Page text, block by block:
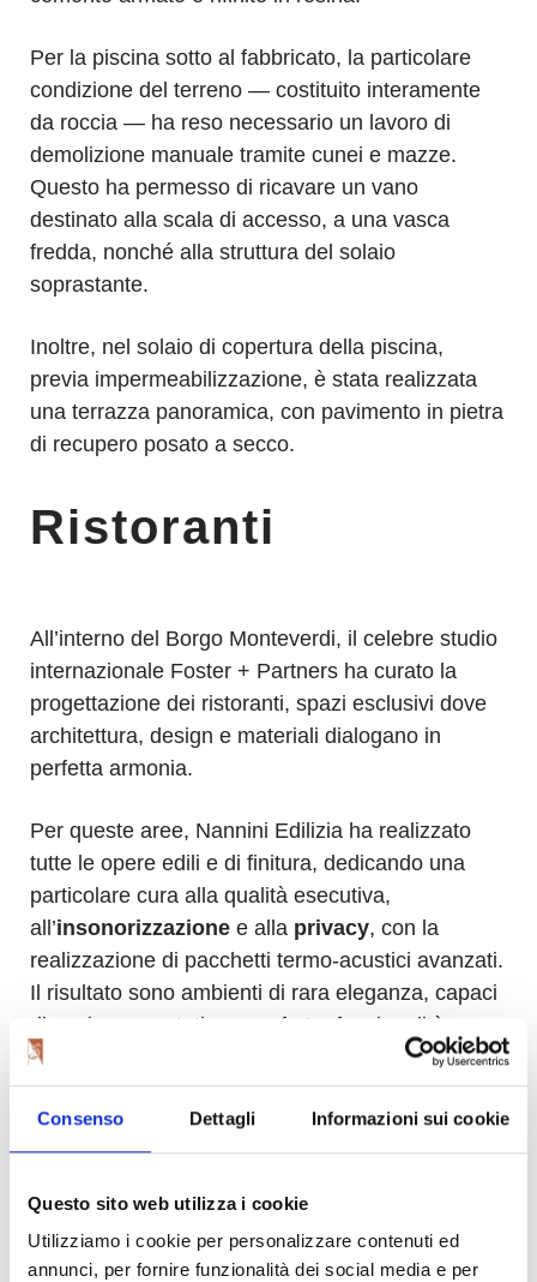
Consenso Dettagli Informazioni sui cookie
Questo sito web utilizza i cookie
Utilizziamo i cookie per personalizzare contenuti ed
annunci, per fornire funzionalità dei social media e per
Per la piscina sotto al fabbricato, la particolare
condizione del terreno — costituito interamente
da roccia — ha reso necessario un lavoro di
demolizione manuale tramite cunei e mazze.
Questo ha permesso di ricavare un vano
destinato alla scala di accesso, a una vasca
fredda, nonché alla struttura del solaio
soprastante.
Inoltre, nel solaio di copertura della piscina,
previa impermeabilizzazione, è stata realizzata
una terrazza panoramica, con pavimento in pietra
di recupero posato a secco.
Ristoranti
All’interno del Borgo Monteverdi, il celebre studio
internazionale Foster + Partners ha curato la
progettazione dei ristoranti, spazi esclusivi dove
architettura, design e materiali dialogano in
perfetta armonia.
Per queste aree, Nannini Edilizia ha realizzato
tutte le opere edili e di finitura, dedicando una
particolare cura alla qualità esecutiva,
all’insonorizzazione e alla privacy, con la
realizzazione di pacchetti termo-acustici avanzati.
Il risultato sono ambienti di rara eleganza, capaci
di coniugare estetica, comfort e funzionalità.
Pavimentazioniin pietra di recupero posata a
mano in tutte le sale.
Imbotti in ferrorealizzati come pezzi unici,
l’altro.
Rivestimenti:Macchinari di climatizzazione,